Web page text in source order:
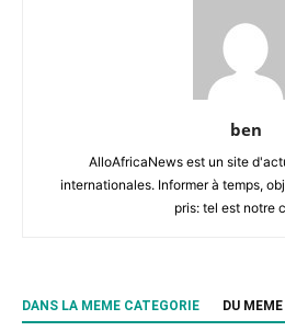
ben
AlloAfricaNews est un site
internationales. Informer à temps,
pris: tel est notre
DANS LA MEME CATEGORIE DU